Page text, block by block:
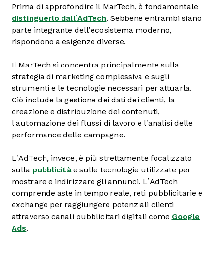
Prima di approfondire il MarTech, è fondamentale
distinguerlo dall’AdTech. Sebbene entrambi siano
parte integrante dell’ecosistema moderno,
rispondono a esigenze diverse.
Il MarTech si concentra principalmente sulla
strategia di marketing complessiva e sugli
strumenti e le tecnologie necessari per attuarla.
Ciò include la gestione dei dati dei clienti, la
creazione e distribuzione dei contenuti,
l’automazione dei flussi di lavoro e l’analisi delle
performance delle campagne.
L’AdTech, invece, è più strettamente focalizzato
sulla pubblicitàe sulle tecnologie utilizzate per
mostrare e indirizzare gli annunci. L’AdTech
comprende aste in tempo reale, reti pubblicitarie e
exchange per raggiungere potenziali clienti
attraverso canali pubblicitari digitali come Google
Ads.